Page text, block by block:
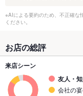
※AIによる要約のため、不正確な
ください。
お店の総評
来店シーン
友人・
会社の